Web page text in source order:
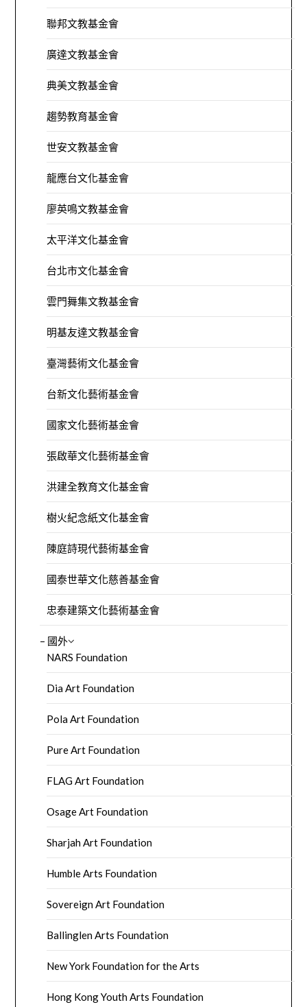
聯邦文教基金會
廣達文教基金會
典美文教基金會
趨勢教育基金會
世安文教基金會
龍應台文化基金會
廖英鳴文教基金會
太平洋文化基金會
台北市文化基金會
雲門舞集文教基金會
明基友達文教基金會
臺灣藝術文化基金會
台新文化藝術基金會
國家文化藝術基金會
張啟華文化藝術基金會
洪建全教育文化基金會
樹火紀念紙文化基金會
陳庭詩現代藝術基金會
國泰世華文化慈善基金會
忠泰建築文化藝術基金會
– 國外
NARS Foundation
Dia Art Foundation
Pola Art Foundation
Pure Art Foundation
FLAG Art Foundation
Osage Art Foundation
Sharjah Art Foundation
Humble Arts Foundation
Sovereign Art Foundation
Ballinglen Arts Foundation
New York Foundation for the Arts
Hong Kong Youth Arts Foundation